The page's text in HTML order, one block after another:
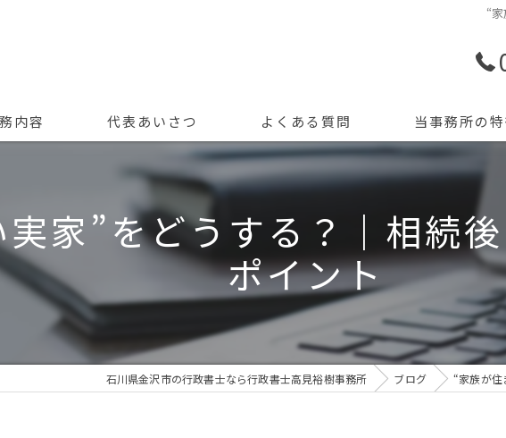
“
内容 代表あいさつ よくある質問 当事務所の
許認可申請
創業支援
開業
資金調達
会計記帳
家”をどうする？｜相続
ポイント
石川県金沢市の行政書士なら行政書士高見裕樹事務所 ブログ “家族が住